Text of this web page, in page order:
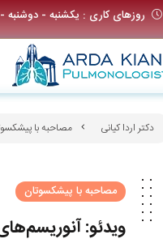
روزهای کاری : یکشنبه - دوشنبه - چهارشنبه ساعت
دکتر اردا کیانی مصاحبه با
مصاحبه با پیشکسوتان
ویدئو: